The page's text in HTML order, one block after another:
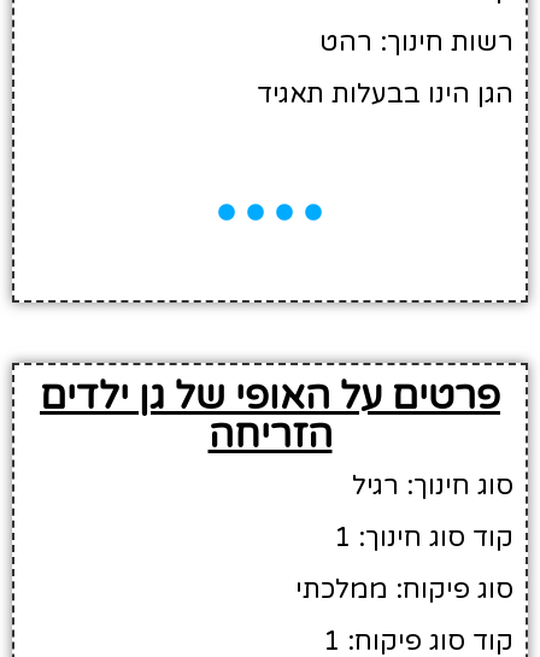
רשות חינוך: רהט
הגן הינו בבעלות תאגיד
פרטים על האופי של גן ילדים
הזריחה
סוג חינוך: רגיל
קוד סוג חינוך: 1
סוג פיקוח: ממלכתי
קוד סוג פיקוח: 1